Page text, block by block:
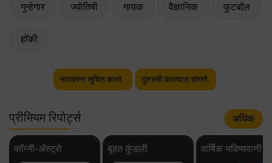
गुन्हेगार ज्योतिषी गायक वैज्ञानिक फुटबॉल
हॉकी
नायकांना सूचित करणे. दुरुस्ती करण्यास सांगणे.
प्रीमियम रिपोर्ट्स अधिक
कॉग्नी-अ‍ॅस्ट्रो बृहत कुंडली वार्षिक भविष्यवाणी